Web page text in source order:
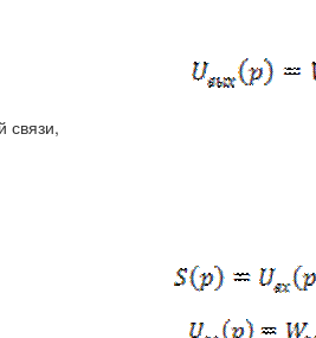
связи,